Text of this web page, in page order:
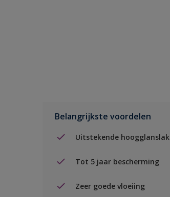
Belangrijkste voordelen
Uitstekende hoogglanslak
Tot 5 jaar bescherming
Zeer goede vloeiing